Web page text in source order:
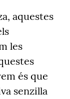
aquestes
les
és que
senzilla